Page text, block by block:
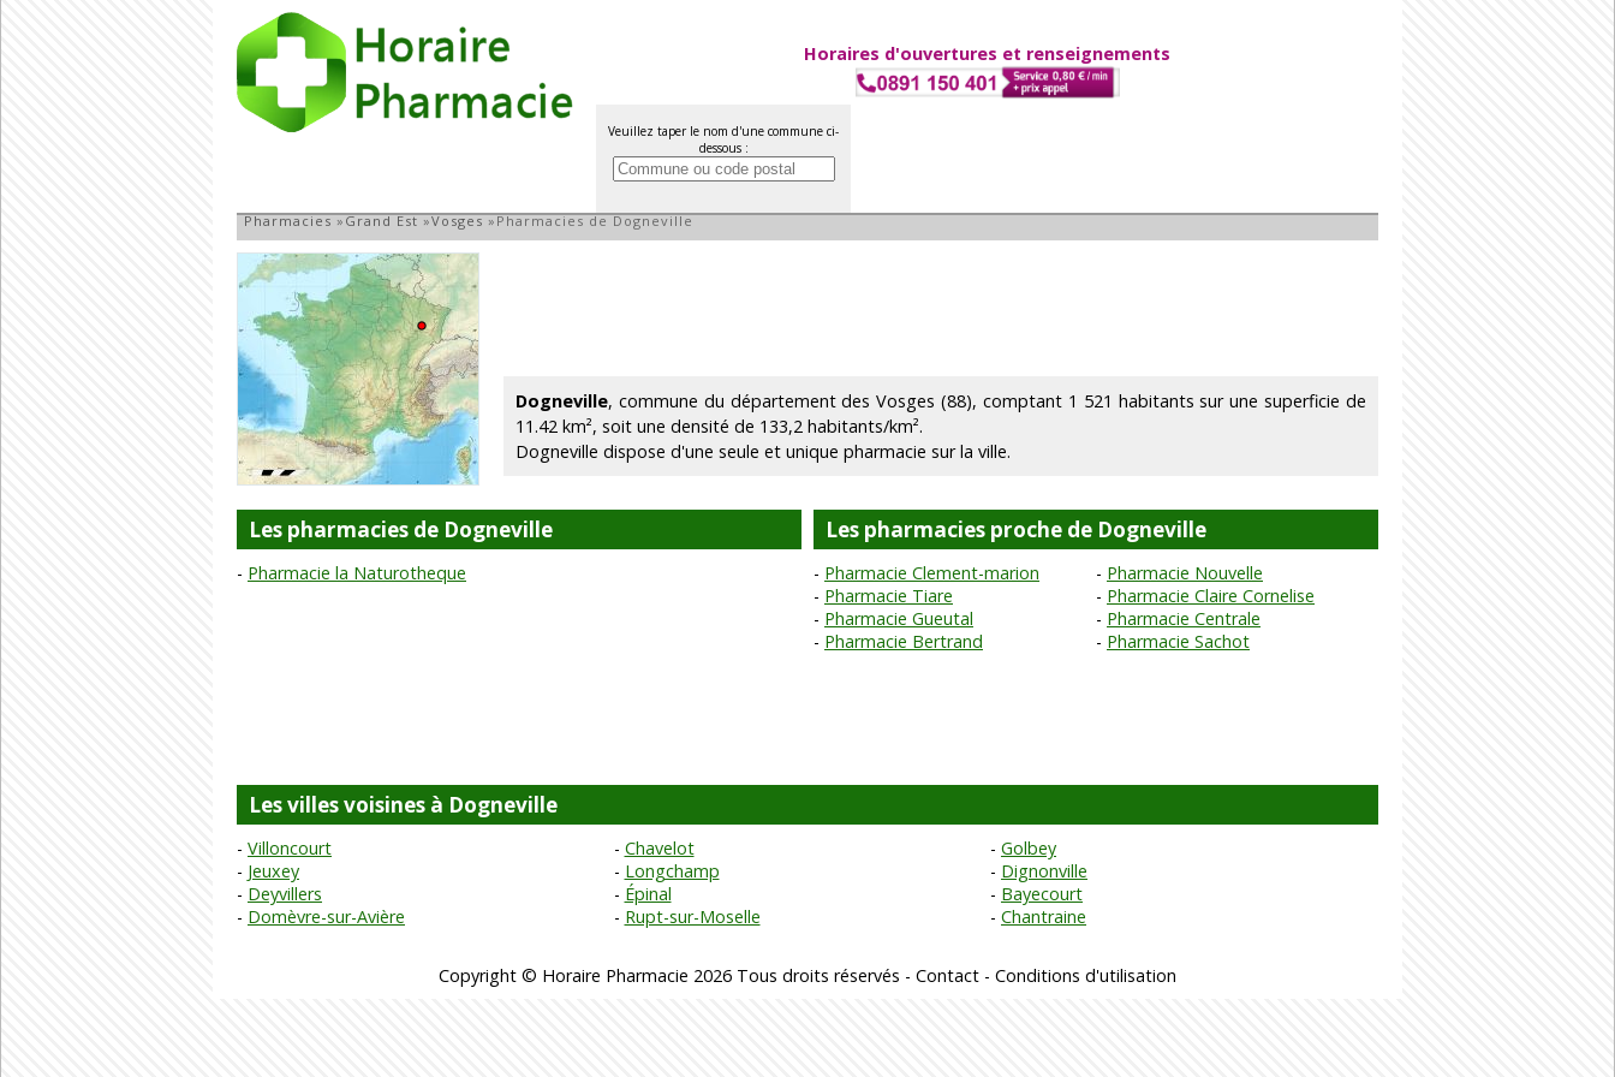
Horaires d'ouvertures et renseignements
Veuillez taper le nom d'une commune ci-
dessous :
Pharmacie à Dogneville
Pharmacies»Grand Est»Vosges»Pharmacies de Dogneville
Dogneville, commune du département des Vosges (88), comptant 1 521 habitants sur une superficie de
11.42 km², soit une densité de 133,2 habitants/km².
Dogneville dispose d'une seule et unique pharmacie sur la ville.
Les pharmacies de Dogneville
Pharmacie la Naturotheque
Les pharmacies proche de Dogneville
Pharmacie Clement-marion
Pharmacie Nouvelle
Pharmacie Tiare
Pharmacie Claire Cornelise
Pharmacie Gueutal
Pharmacie Centrale
Pharmacie Bertrand
Pharmacie Sachot
Les villes voisines à Dogneville
Villoncourt Chavelot
Golbey
Jeuxey
Longchamp
Dignonville
Deyvillers
Épinal
Bayecourt
Domèvre-sur-Avière
Rupt-sur-Moselle Chantraine
Copyright © Horaire Pharmacie 2026 Tous droits réservés - Contact - Conditions d'utilisation